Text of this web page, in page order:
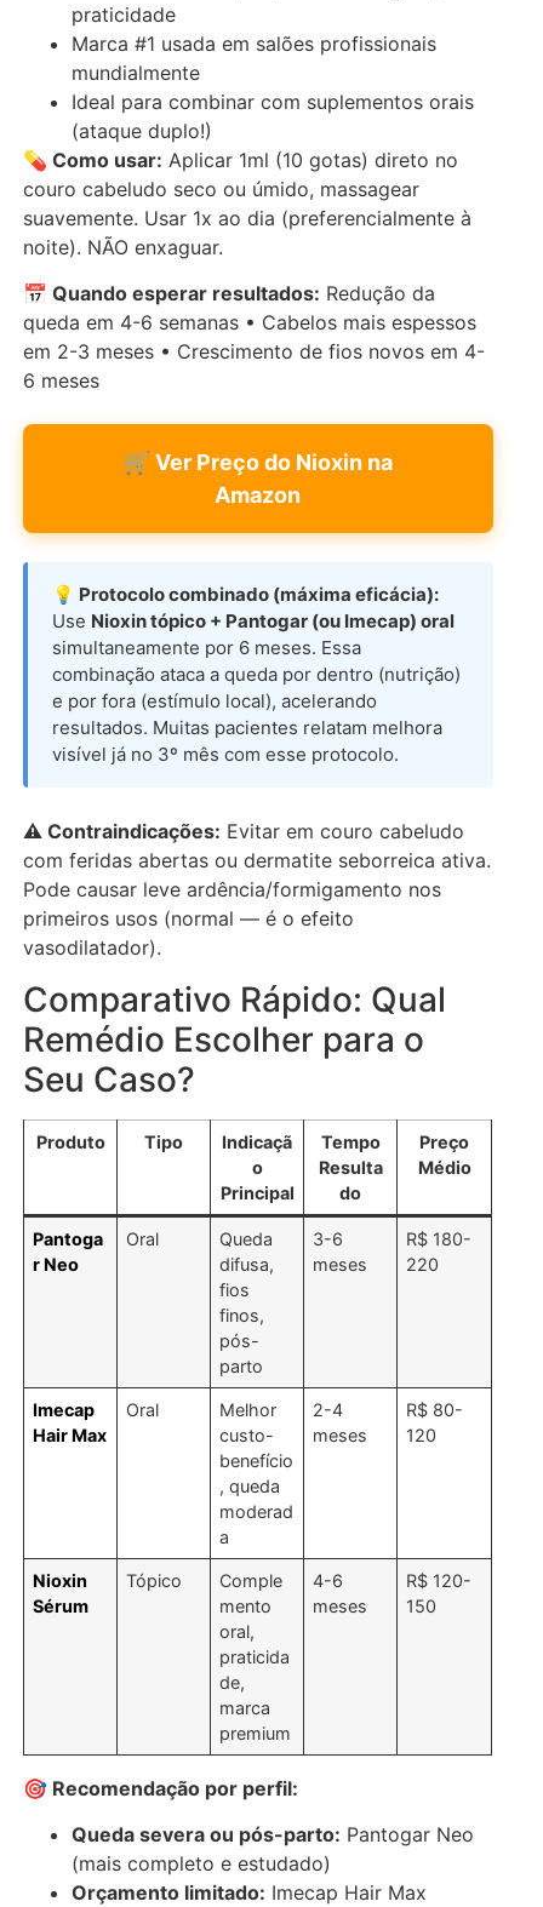
praticidade
Marca #1 usada em salões profissionais
mundialmente
Ideal para combinar com suplementos orais
(ataque duplo!)
💊 Como usar: Aplicar 1ml (10 gotas) direto no
couro cabeludo seco ou úmido, massagear
suavemente. Usar 1x ao dia (preferencialmente à
noite). NÃO enxaguar.
📅 Quando esperar resultados: Redução da
queda em 4-6 semanas • Cabelos mais espessos
em 2-3 meses • Crescimento de fios novos em 4-
6 meses
🛒 Ver Preço do Nioxin na
Amazon
💡 Protocolo combinado (máxima eficácia):
Use Nioxin tópico + Pantogar (ou Imecap) oral
simultaneamente por 6 meses. Essa
combinação ataca a queda por dentro (nutrição)
e por fora (estímulo local), acelerando
resultados. Muitas pacientes relatam melhora
visível já no 3º mês com esse protocolo.
⚠️ Contraindicações: Evitar em couro cabeludo
com feridas abertas ou dermatite seborreica ativa.
Pode causar leve ardência/formigamento nos
primeiros usos (normal — é o efeito
vasodilatador).
Comparativo Rápido: Qual
Remédio Escolher para o
Seu Caso?
Produto Tipo
Indicaçã
o
Principal
Tempo
Resulta
do
Preço
Médio
Pantoga
r Neo
Oral
Queda
difusa,
fios
finos,
pós-
parto
3-6
meses
R$ 180-
220
Imecap
Hair Max
Oral
Melhor
custo-
benefício
, queda
moderad
a
2-4
meses
R$ 80-
120
Nioxin
Sérum
Tópico
Comple
mento
oral,
praticida
de,
marca
premium
4-6
meses
R$ 120-
150
🎯 Recomendação por perfil:
Queda severa ou pós-parto: Pantogar Neo
(mais completo e estudado)
Orçamento limitado: Imecap Hair Max